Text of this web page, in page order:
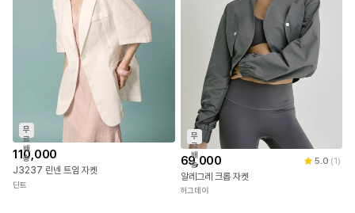
무
료
배
송
110,000
J3237 린넨 트임 자켓
딘트
무
료
배
송
69,000 5.0 (1)
알레그레 크롭 자켓
허그데이